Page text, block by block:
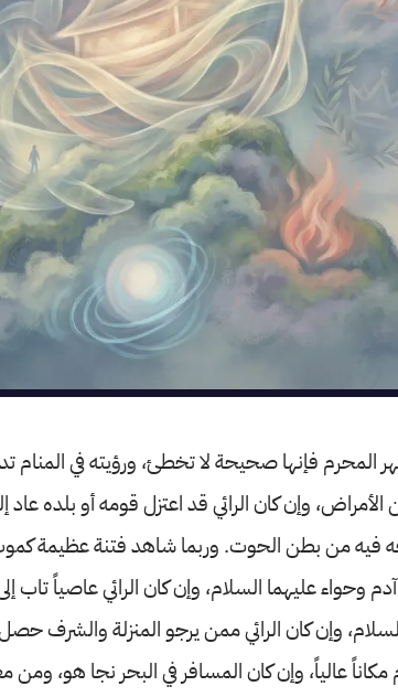
شهر المحرم فإنها صحيحة لا تخطئ، ورؤيته في
وإن كان الرائي قد اعتزل قومه أو بلده
فيه من بطن الحوت. وربما شاهد فتنة عظيمة
وحواء عليهما السلام، وإن كان الرائي عاصياً تاب
وإن كان الرائي ممن يرجو المنزلة والشرف
عالياً، وإن كان المسافر في البحر نجا هو،